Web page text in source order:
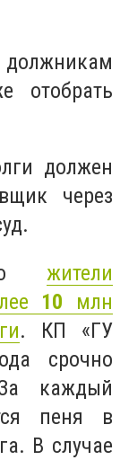
должникам
отобрать
должен
через
жители
10 млн
. КП «ГУ
срочно
каждый
пеня в
В случае